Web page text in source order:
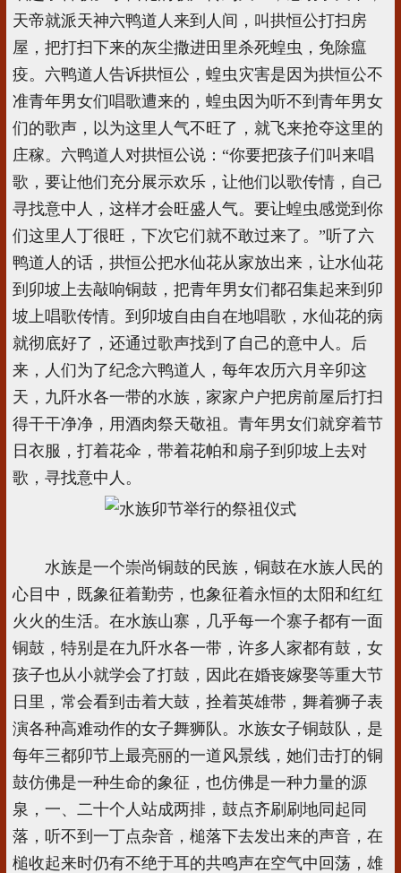
天帝就派天神六鸭道人来到人间，叫拱恒公打扫房
屋，把打扫下来的灰尘撒进田里杀死蝗虫，免除瘟
疫。六鸭道人告诉拱恒公，蝗虫灾害是因为拱恒公不
准青年男女们唱歌遭来的，蝗虫因为听不到青年男女
们的歌声，以为这里人气不旺了，就飞来抢夺这里的
庄稼。六鸭道人对拱恒公说：“你要把孩子们叫来唱
歌，要让他们充分展示欢乐，让他们以歌传情，自己
寻找意中人，这样才会旺盛人气。要让蝗虫感觉到你
们这里人丁很旺，下次它们就不敢过来了。”听了六
鸭道人的话，拱恒公把水仙花从家放出来，让水仙花
到卯坡上去敲响铜鼓，把青年男女们都召集起来到卯
坡上唱歌传情。到卯坡自由自在地唱歌，水仙花的病
就彻底好了，还通过歌声找到了自己的意中人。后
来，人们为了纪念六鸭道人，每年农历六月辛卯这
天，九阡水各一带的水族，家家户户把房前屋后打扫
得干干净净，用酒肉祭天敬祖。青年男女们就穿着节
日衣服，打着花伞，带着花帕和扇子到卯坡上去对
歌，寻找意中人。
水族是一个崇尚铜鼓的民族，铜鼓在水族人民的
心目中，既象征着勤劳，也象征着永恒的太阳和红红
火火的生活。在水族山寨，几乎每一个寨子都有一面
铜鼓，特别是在九阡水各一带，许多人家都有鼓，女
孩子也从小就学会了打鼓，因此在婚丧嫁娶等重大节
日里，常会看到击着大鼓，拴着英雄带，舞着狮子表
演各种高难动作的女子舞狮队。水族女子铜鼓队，是
每年三都卯节上最亮丽的一道风景线，她们击打的铜
鼓仿佛是一种生命的象征，也仿佛是一种力量的源
泉，一、二十个人站成两排，鼓点齐刷刷地同起同
落，听不到一丁点杂音，槌落下去发出来的声音，在
槌收起来时仍有不绝于耳的共鸣声在空气中回荡，雄